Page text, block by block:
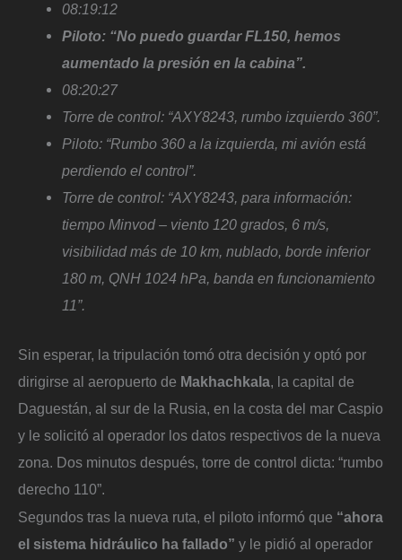
08:19:12
Piloto: “No puedo guardar FL150, hemos
aumentado la presión en la cabina”.
08:20:27
Torre de control: “AXY8243, rumbo izquierdo 360”.
Piloto: “Rumbo 360 a la izquierda, mi avión está
perdiendo el control”.
Torre de control: “AXY8243, para información:
tiempo Minvod – viento 120 grados, 6 m/s,
visibilidad más de 10 km, nublado, borde inferior
180 m, QNH 1024 hPa, banda en funcionamiento
11”.
Sin esperar, la tripulación tomó otra decisión y optó por
dirigirse al aeropuerto de Makhachkala, la capital de
Daguestán, al sur de la Rusia, en la costa del mar Caspio
y le solicitó al operador los datos respectivos de la nueva
zona. Dos minutos después, torre de control dicta: “rumbo
derecho 110”.
Segundos tras la nueva ruta, el piloto informó que “ahora
el sistema hidráulico ha fallado” y le pidió al operador